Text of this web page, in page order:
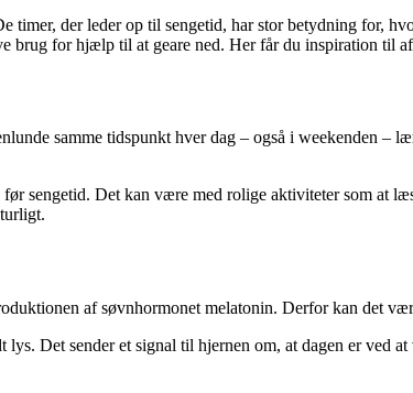
der leder op til sengetid, har stor betydning for,
for hjælp til at geare ned. Her får du inspiration til
samme tidspunkt hver dag – også i weekenden
sengetid. Det kan være med rolige aktiviteter som at
af søvnhormonet melatonin. Derfor kan det
Det sender et signal til hjernen om, at dagen er